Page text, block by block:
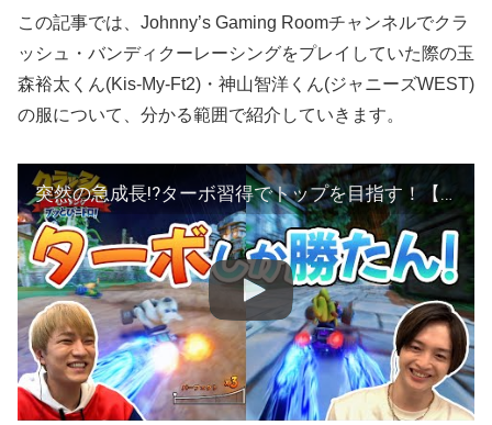
この記事では、Johnny’s Gaming Roomチャンネルでクラ
ッシュ・バンディクーレーシングをプレイしていた際の玉
森裕太くん(Kis-My-Ft2)・神山智洋くん(ジャニーズWEST)
の服について、分かる範囲で紹介していきます。
突然の急成長!?ターボ習得でトップを目指す！【クラッシュ・バンディクーレーシング】